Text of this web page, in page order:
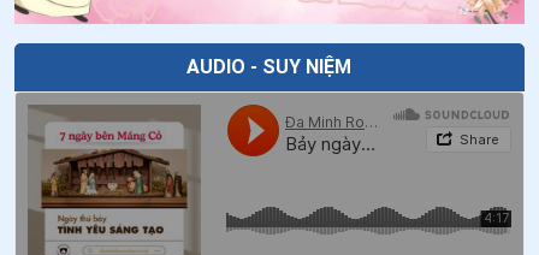
Phêrô Đinh Văn Thuần
Ngày 06/6 - Thánh Nôbetô
48. Ngày 05/6 - Thánh Bôniphát
49.Ngày 05/6 Thánh Luca Vũ Bá Loan
50.Ngày 05/6 Thánh Ða Minh Toại và Thánh Ða Minh
Huyên
AUDIO - SUY NIỆM